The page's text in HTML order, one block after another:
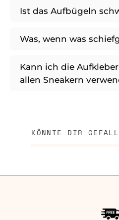
Ist das Aufbügeln
Was, wenn was
Kann ich die
allen Sneakern
KÖNNTE DIR